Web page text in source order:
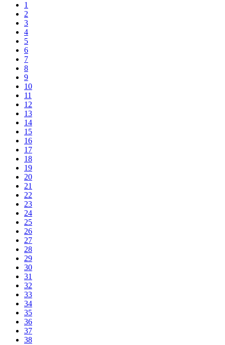
1
2
3
4
5
6
7
8
9
10
11
12
13
14
15
16
17
18
19
20
21
22
23
24
25
26
27
28
29
30
31
32
33
34
35
36
37
38